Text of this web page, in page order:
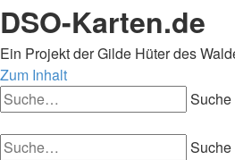
DSO-Karten.de
Ein Projekt der Gilde Hüter des
Zum Inhalt
Suche
Suche